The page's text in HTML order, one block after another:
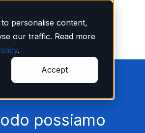
personalise content,
our traffic. Read more
.
Accept
possiamo